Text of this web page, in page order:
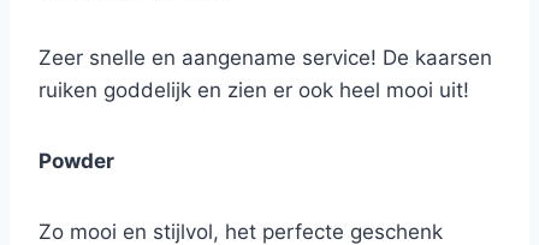
Zeer snelle en aangename service! De kaarsen
ruiken goddelijk en zien er ook heel mooi uit!
Powder
Zo mooi en stijlvol, het perfecte geschenk